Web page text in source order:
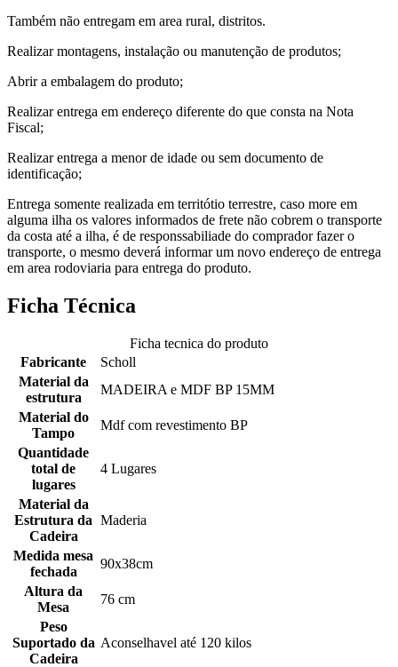
Também não entregam em area rural, distritos.
Realizar montagens, instalação ou manutenção de produtos;
Abrir a embalagem do produto;
Realizar entrega em endereço diferente do que consta na Nota
Fiscal;
Realizar entrega a menor de idade ou sem documento de
identificação;
Entrega somente realizada em territótio terrestre, caso more em
alguma ilha os valores informados de frete não cobrem o transporte
da costa até a ilha, é de responssabiliade do comprador fazer o
transporte, o mesmo deverá informar um novo endereço de entrega
em area rodoviaria para entrega do produto.
Ficha Técnica
Ficha tecnica do produto
Fabricante
Scholl
Material da
estrutura
MADEIRA e MDF BP 15MM
Material do
Tampo
Mdf com revestimento BP
Quantidade
total de
lugares
4 Lugares
Material da
Estrutura da
Cadeira
Maderia
Medida mesa
fechada
90x38cm
Altura da
Mesa
76 cm
Peso
Suportado da
Cadeira
Aconselhavel até 120 kilos